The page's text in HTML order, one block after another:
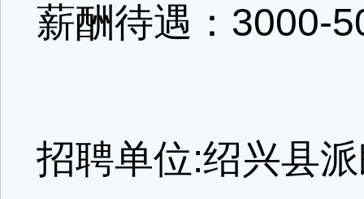
薪酬待遇：3000-
招聘单位:绍兴县